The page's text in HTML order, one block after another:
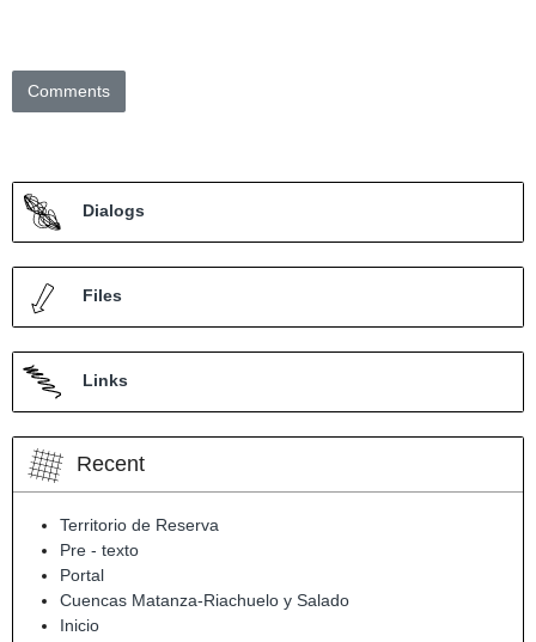
Comments
Dialogs
Files
Links
Recent
Territorio de Reserva
Pre - texto
Portal
Cuencas Matanza-Riachuelo y Salado
Inicio